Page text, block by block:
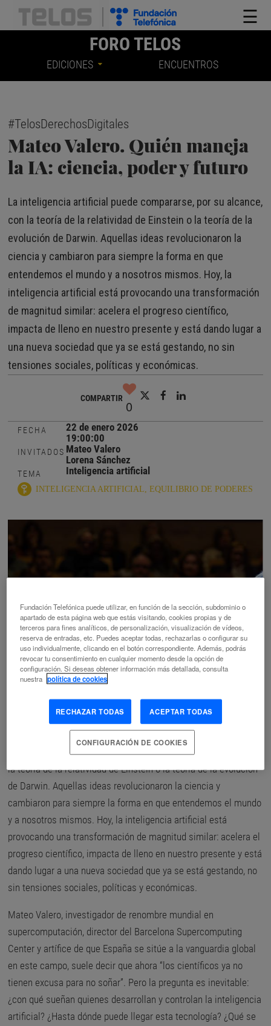
☰
FORO TELOS
EDICIONES ENCUENTROS
COMPARTIR 0
#TelosDerechosDigitales
Mateo Valero. Quién maneja
la IA: ciencia, poder y futuro
La inteligencia artificial puede compararse, por su alcance,
con la teoría de la relatividad de Einstein o la teoría de la
evolución de Darwin. Aquellas ideas revolucionaron la
ciencia y cambiaron para siempre la forma en que
entendemos el mundo y a nosotros mismos. Hoy, la
inteligencia artificial está provocando una transformación
de magnitud similar: acelera el progreso científico,
impacta de lleno en nuestro presente y está dando lugar a
una nueva sociedad que ya se está gestando, no sin
tensiones sociales, políticas y económicas.
FECHA
22 de enero 2026
19:00:00
INVITADOS Mateo Valero
Lorena Sánchez
TEMA Inteligencia artificial
INTELIGENCIA ARTIFICIAL EQUILIBRIO DE PODERES
La inteligencia artificial puede compararse, por su alcance, con
la teoría de la relatividad de Einstein o la teoría de la evolución
de Darwin. Aquellas ideas revolucionaron la ciencia y
cambiaron para siempre la forma en que entendemos el mundo
y a nosotros mismos. Hoy, la inteligencia artificial está
provocando una transformación de magnitud similar: acelera el
progreso científico, impacta de lleno en nuestro presente y está
dando lugar a una nueva sociedad que ya se está gestando, no
sin tensiones sociales, políticas y económicas.
Mateo Valero, investigador de renombre mundial en
supercomputación, director del Barcelona Supercomputing
Center y artífice de que España se sitúe a la vanguardia global
en este campo, suele decir que ahora “los científicos ya no
tienen excusa para no soñar”. Pero la pregunta es inevitable:
¿con qué sueñan quienes desarrollan y controlan la inteligencia
artificial? ¿Hasta dónde puede llegar esta tecnología? ¿Qué se
Fundación Telefónica puede utilizar, en función de la sección, subdominio o
apartado de esta página web que estás visitando, cookies propias y de
terceros para fines analíticos, de personalización, visualización de vídeos,
reserva de entradas, etc. Puedes aceptar todas, rechazarlas o configurar su
uso individualmente, clicando en el botón correspondiente. Además, podrás
revocar tu consentimiento en cualquier momento desde la opción de
configuración. Si deseas obtener información más detallada, consulta
nuestra política de cookies
RECHAZAR TODAS ACEPTAR TODAS
CONFIGURACIÓN DE COOKIES